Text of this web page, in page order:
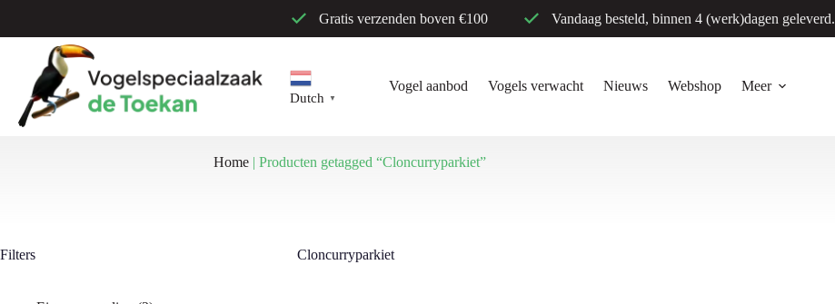
de
Gratis verzenden boven €100 Vandaag besteld, binnen 4 (werk)dagen geleverd.
Dutch ▼
Vogel aanbod Vogels verwacht Nieuws Webshop Meer
Home |Producten getagged “Cloncurryparkiet”
Cloncurryparkiet
Filters